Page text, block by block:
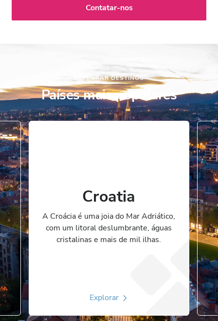
Contatar-nos
EXPLORAR DESTINOS
Países mais populares
Croatia
A Croácia é uma joia do Mar Adriático,
com um litoral deslumbrante, águas
cristalinas e mais de mil ilhas.
Explorar